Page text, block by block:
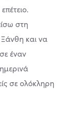
στη
και να
έναν
σε ολόκληρη